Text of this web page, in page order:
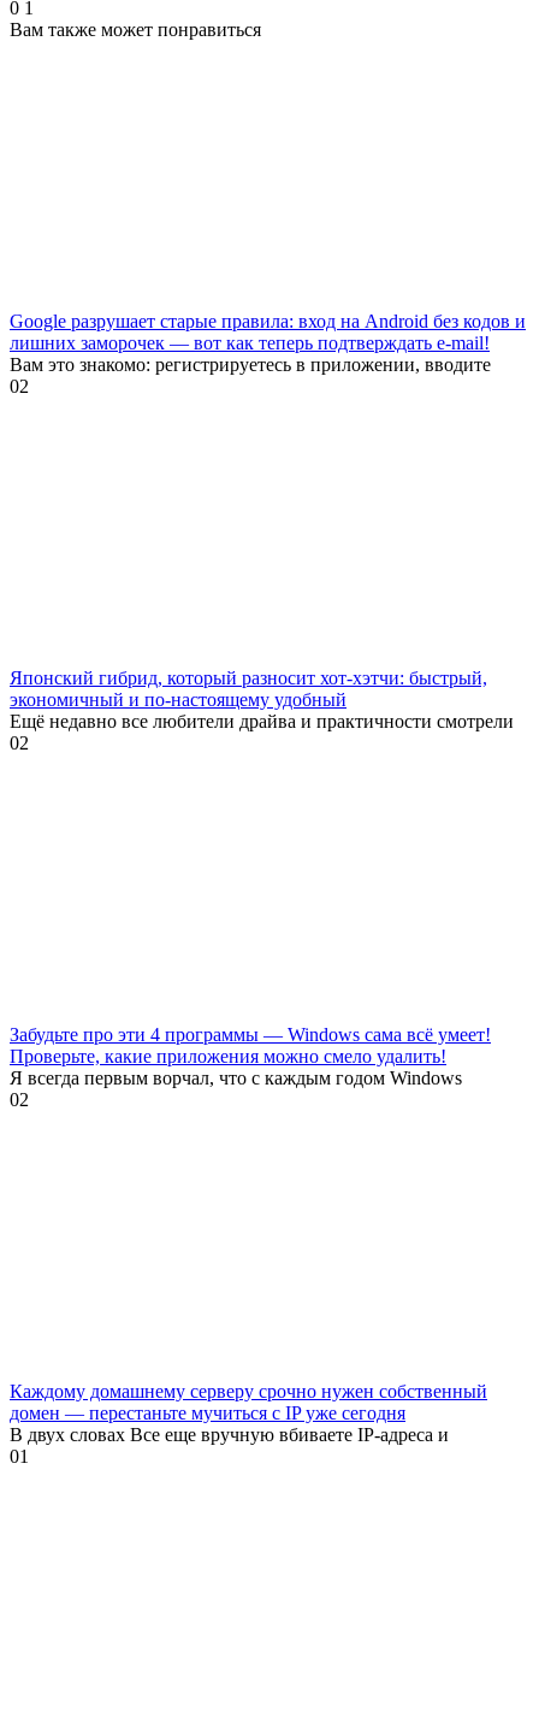
0 1
Вам также может понравиться
Google разрушает старые правила: вход на Android без кодов и
лишних заморочек — вот как теперь подтверждать e-mail!
Вам это знакомо: регистрируетесь в приложении, вводите
02
Японский гибрид, который разносит хот-хэтчи: быстрый,
экономичный и по-настоящему удобный
Ещё недавно все любители драйва и практичности смотрели
02
Забудьте про эти 4 программы — Windows сама всё умеет!
Проверьте, какие приложения можно смело удалить!
Я всегда первым ворчал, что с каждым годом Windows
02
Каждому домашнему серверу срочно нужен собственный
домен — перестаньте мучиться с IP уже сегодня
В двух словах Все еще вручную вбиваете IP-адреса и
01